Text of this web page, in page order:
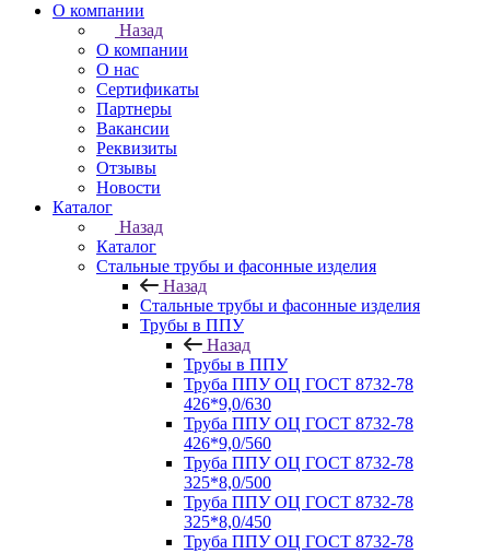
О компании
Назад
О компании
О нас
Сертификаты
Партнеры
Вакансии
Реквизиты
Отзывы
Новости
Каталог
Назад
Каталог
Стальные трубы и фасонные изделия
Назад
Стальные трубы и фасонные изделия
Трубы в ППУ
Назад
Трубы в ППУ
Труба ППУ ОЦ ГОСТ 8732-78
426*9,0/630
Труба ППУ ОЦ ГОСТ 8732-78
426*9,0/560
Труба ППУ ОЦ ГОСТ 8732-78
325*8,0/500
Труба ППУ ОЦ ГОСТ 8732-78
325*8,0/450
Труба ППУ ОЦ ГОСТ 8732-78